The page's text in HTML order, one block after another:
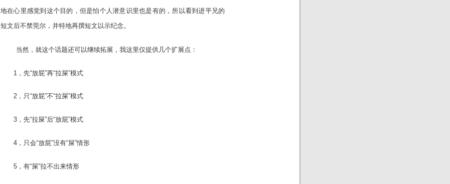
地在心里感觉到这个目的，但是怕个人潜意识里也是有的，所以看到进平兄的
短文后不禁莞尔，并特地再撰短文以示纪念。
当然，就这个话题还可以继续拓展，我这里仅提供几个扩展点：
1，先“放屁”再“拉屎”模式
2，只“放屁”不“拉屎”模式
3，先“拉屎”后“放屁”模式
4，只会“放屁”没有“屎”情形
5，有“屎”拉不出来情形